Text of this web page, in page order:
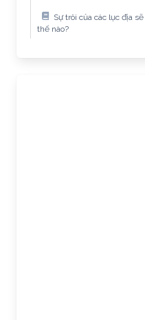
Sự trôi của các lục địa
thế nào?